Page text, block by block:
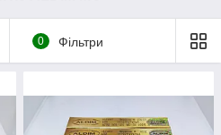
0 Фільтри